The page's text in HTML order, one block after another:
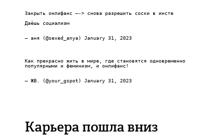
Закрыть онлифанс —-> снова разрешить соски в инсте
Даёшь социализм
— аня (@sexed_anya) January 31, 2023
Как прекрасно жить в мире, где становятся одновременно
популярными и феминизм, и онлифанс!
— ЖВ. (@your_gspot) January 31, 2023
Карьера пошла вниз